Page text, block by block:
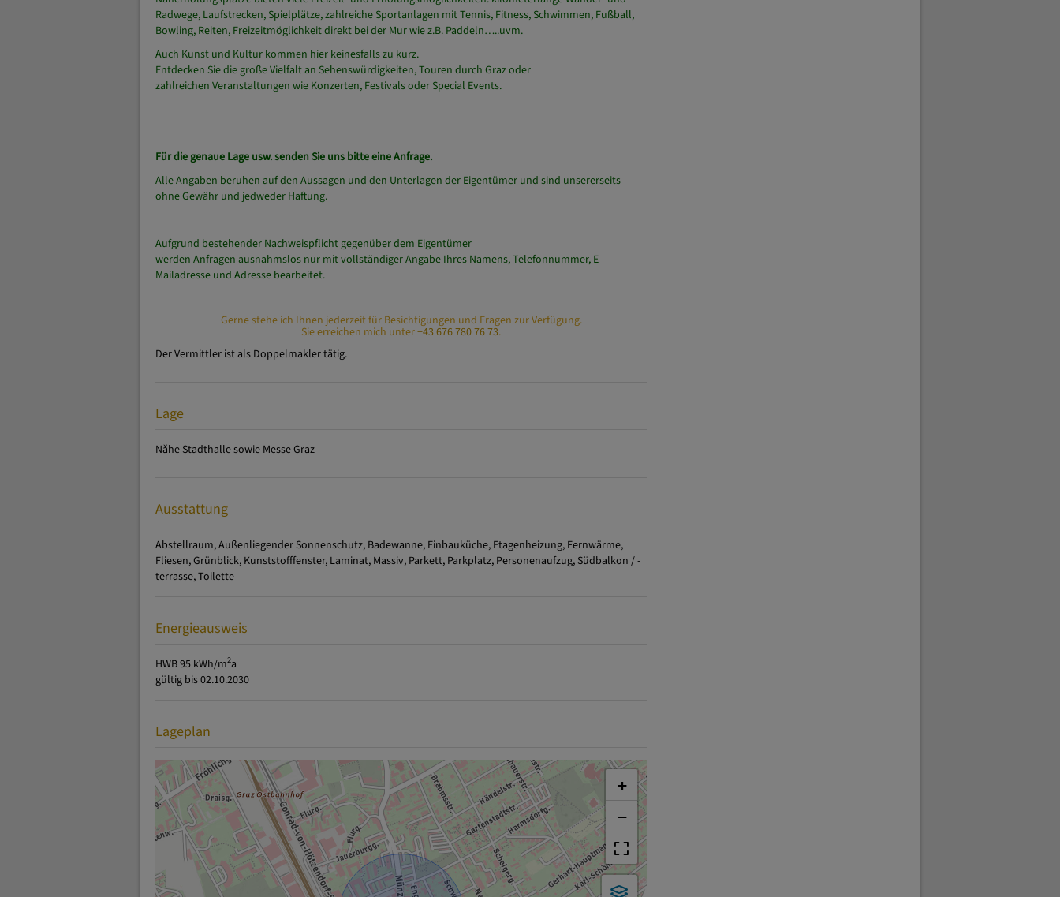
Freizeitgestaltung in stadtnaher Natur. Mit dem Florianiberg, Buchkogel und Kehlberg haben Sie die
Natur direkt vor der Haustür – der Wald liegt Ihnen regelrecht zu Füßen. Diese beliebten
Naherholungsplätze bieten viele Freizeit- und Erholungsmöglichkeiten: kilometerlange Wander- und
Radwege, Laufstrecken, Spielplätze, zahlreiche Sportanlagen mit Tennis, Fitness, Schwimmen, Fußball,
Bowling, Reiten, Freizeitmöglichkeit direkt bei der Mur wie z.B. Paddeln…..uvm.
Auch Kunst und Kultur kommen hier keinesfalls zu kurz.
Für die genaue Lage usw. senden Sie uns bitte eine Anfrage.
ohne Gewähr und jedweder Haftung.
Aufgrund bestehender Nachweispflicht gegenüber dem Eigentümer
Mailadresse und Adresse bearbeitet.
Gerne stehe ich Ihnen jederzeit für Besichtigungen und Fragen zur Verfügung.
Lage
Ausstattung
Abstellraum Außenliegender Sonnenschutz
Energieausweis
Lageplan
−